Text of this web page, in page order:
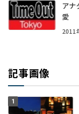
ア
愛
2011
記事画像
1